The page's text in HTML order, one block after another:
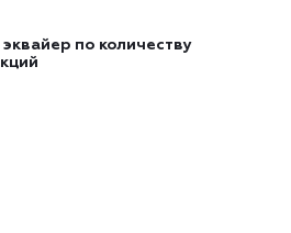
по количеству